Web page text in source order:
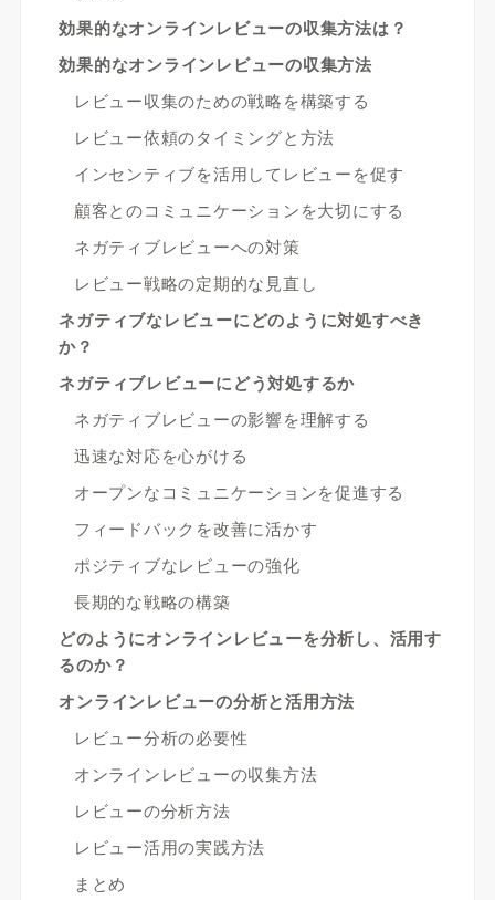
効果的なオンラインレビューの収集方法は？
効果的なオンラインレビューの収集方法
レビュー収集のための戦略を構築する
レビュー依頼のタイミングと方法
インセンティブを活用してレビューを促す
顧客とのコミュニケーションを大切にする
ネガティブレビューへの対策
レビュー戦略の定期的な見直し
ネガティブなレビューにどのように対処すべき
か？
ネガティブレビューにどう対処するか
ネガティブレビューの影響を理解する
迅速な対応を心がける
オープンなコミュニケーションを促進する
フィードバックを改善に活かす
ポジティブなレビューの強化
長期的な戦略の構築
どのようにオンラインレビューを分析し、活用す
るのか？
オンラインレビューの分析と活用方法
レビュー分析の必要性
オンラインレビューの収集方法
レビューの分析方法
レビュー活用の実践方法
まとめ